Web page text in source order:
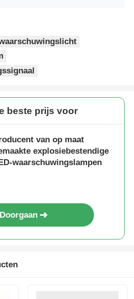
beste prijs voor
van op maat
explosiebestendige
waarschuwingslampen
Doorgaan